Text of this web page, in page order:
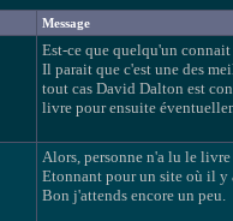
Message
Est-ce que quelqu'un
Il parait que c'est une des
tout cas David Dalton est
livre pour ensuite
Alors, personne n'a lu le
Etonnant pour un site où il y
Bon j'attends encore un peu.